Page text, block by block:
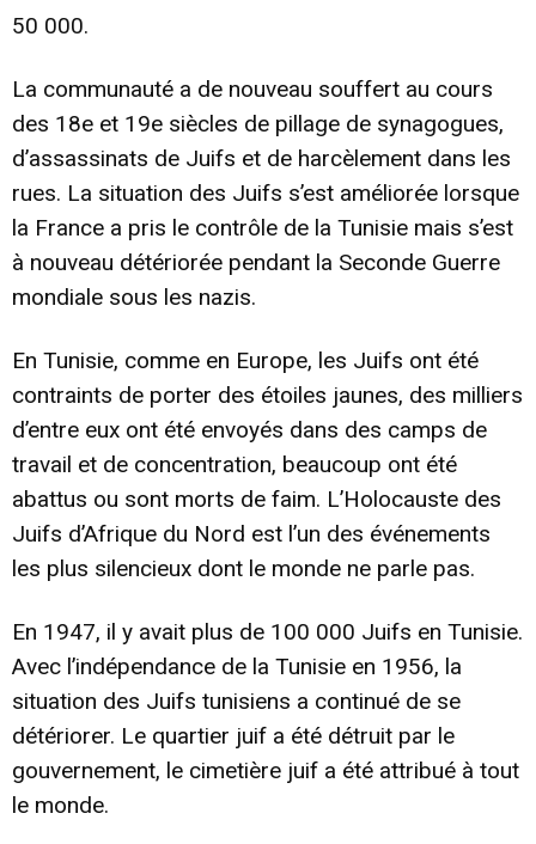
50 000.
La communauté a de nouveau souffert au cours
des 18e et 19e siècles de pillage de synagogues,
d’assassinats de Juifs et de harcèlement dans les
rues. La situation des Juifs s’est améliorée lorsque
la France a pris le contrôle de la Tunisie mais s’est
à nouveau détériorée pendant la Seconde Guerre
mondiale sous les nazis.
En Tunisie, comme en Europe, les Juifs ont été
contraints de porter des étoiles jaunes, des milliers
d’entre eux ont été envoyés dans des camps de
travail et de concentration, beaucoup ont été
abattus ou sont morts de faim. L’Holocauste des
Juifs d’Afrique du Nord est l’un des événements
les plus silencieux dont le monde ne parle pas.
En 1947, il y avait plus de 100 000 Juifs en Tunisie.
Avec l’indépendance de la Tunisie en 1956, la
situation des Juifs tunisiens a continué de se
détériorer. Le quartier juif a été détruit par le
gouvernement, le cimetière juif a été attribué à tout
le monde.